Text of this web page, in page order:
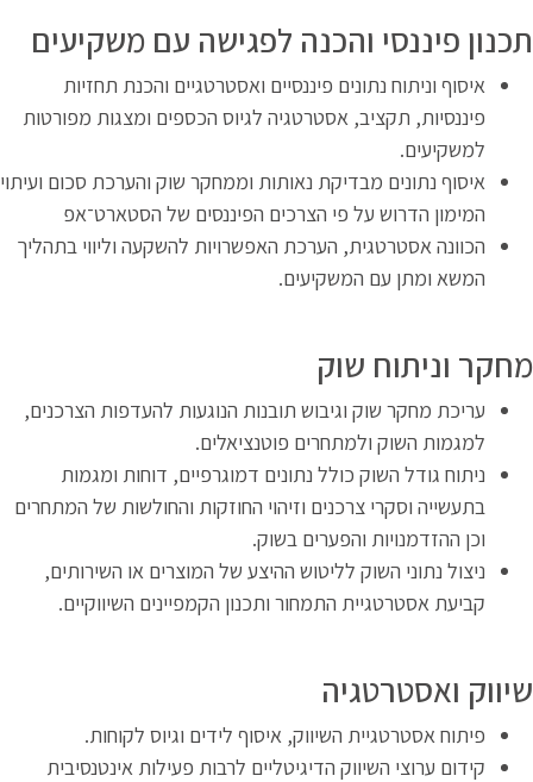
תכנון פיננסי והכנה לפגישה עם משקיעים
איסוף וניתוח נתונים פיננסיים ואסטרטגיים והכנת תחזיות
פיננסיות, תקציב, אסטרטגיה לגיוס הכספים ומצגות מפורטות
למשקיעים.
איסוף נתונים מבדיקת נאותות וממחקר שוק והערכת סכום ועיתוי
המימון הדרוש על פי הצרכים הפיננסים של הסטארט־אפ
הכוונה אסטרטגית, הערכת האפשרויות להשקעה וליווי בתהליך
המשא ומתן עם המשקיעים.
מחקר וניתוח שוק
עריכת מחקר שוק וגיבוש תובנות הנוגעות להעדפות הצרכנים,
למגמות השוק ולמתחרים פוטנציאלים.
ניתוח גודל השוק כולל נתונים דמוגרפיים, דוחות ומגמות
בתעשייה וסקרי צרכנים וזיהוי החוזקות והחולשות של המתחרים
וכן ההזדמנויות והפערים בשוק.
ניצול נתוני השוק לליטוש ההיצע של המוצרים או השירותים,
קביעת אסטרטגיית התמחור ותכנון הקמפיינים השיווקיים.
שיווק ואסטרטגיה
פיתוח אסטרטגיית השיווק, איסוף לידים וגיוס לקוחות.
קידום ערוצי השיווק הדיגיטליים לרבות פעילות אינטנסיבית